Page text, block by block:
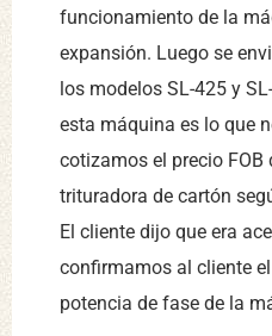
funcionamiento de la
expansión. Luego se
los modelos SL-425 y
esta máquina es lo que
cotizamos el precio
trituradora de cartón
El cliente dijo que era
confirmamos al cliente
potencia de fase de la